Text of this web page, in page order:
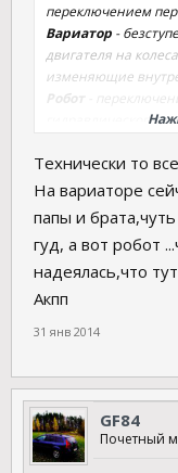
переключением
Вариатор -
двигателя на
изменяющие
Робот
-
гидравлического
дисковым
Если получилось
Технически то
На вариаторе
папы и
гуд, а вот робот
надеялась,что
Акпп
31 янв 2014
GF84
Почетный